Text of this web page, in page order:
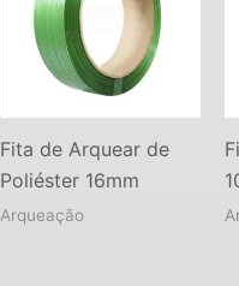
Fita de Arquear de
Poliéster 16mm
Arqueação